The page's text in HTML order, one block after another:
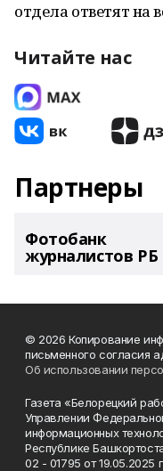
отдела ответят на
Читайте нас
Партнеры
Фотобанк
журналистов РБ
© 2026 Копирование
письменного согласия
Об использовании
Газета «Белорецкий
Управлении
информационных
Республике
02 - 01795 от 19.05.2025